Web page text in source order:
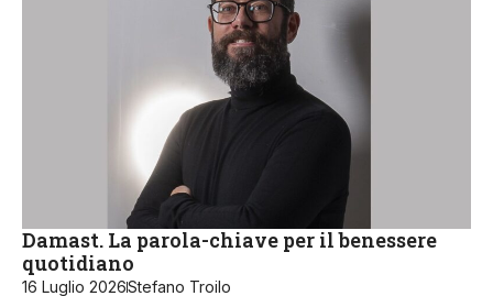
Damast. La parola-chiave per il benessere
quotidiano
16 Luglio 2026Stefano Troilo